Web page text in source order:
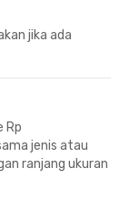
jika ada
Rp
jenis atau
ranjang ukuran